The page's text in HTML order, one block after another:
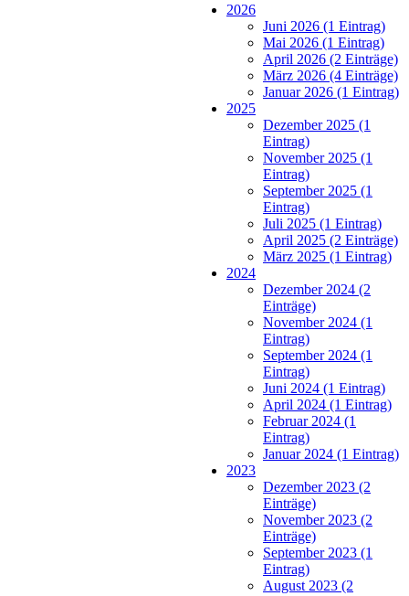
2026
Juni 2026 (1 Eintrag)
Mai 2026 (1 Eintrag)
April 2026 (2 Einträge)
März 2026 (4 Einträge)
Januar 2026 (1 Eintrag)
2025
Dezember 2025 (1
Eintrag)
November 2025 (1
Eintrag)
September 2025 (1
Eintrag)
Juli 2025 (1 Eintrag)
April 2025 (2 Einträge)
März 2025 (1 Eintrag)
2024
Dezember 2024 (2
Einträge)
November 2024 (1
Eintrag)
September 2024 (1
Eintrag)
Juni 2024 (1 Eintrag)
April 2024 (1 Eintrag)
Februar 2024 (1
Eintrag)
Januar 2024 (1 Eintrag)
2023
Dezember 2023 (2
Einträge)
November 2023 (2
Einträge)
September 2023 (1
Eintrag)
August 2023 (2